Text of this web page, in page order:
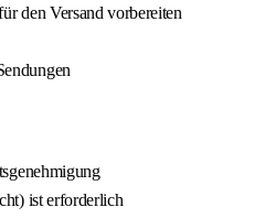
den Versand vorbereiten
ist erforderlich